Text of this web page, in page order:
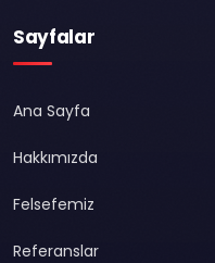
Sayfalar
Ana Sayfa
Hakkımızda
Felsefemiz
Referanslar